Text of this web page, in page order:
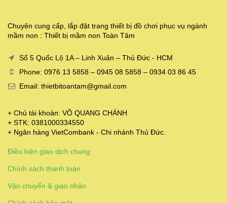
Chuyên cung cấp, lắp đặt trang thiết bị đồ chơi phục vụ ngành
mầm non : Thiết bị mầm non Toàn Tâm
Số 5 Quốc Lộ 1A – Linh Xuân – Thủ Đức - HCM
Phone: 0976 13 5858 – 0945 08 5858 – 0934 03 86 45
Email: thietbitoantam@gmail.com
+ Chủ tài khoản: VÕ QUANG CHÁNH
+ STK: 0381000334550
+ Ngân hàng VietCombank - Chi nhánh Thủ Đức.
Điều kiện giao dịch chung
Chính sách thanh toán
Vận chuyển & giao nhận